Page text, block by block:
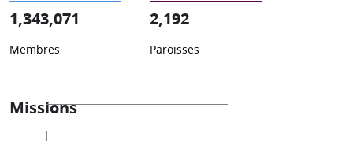
1,343,071
Membres
2,192
Paroisses
Missions